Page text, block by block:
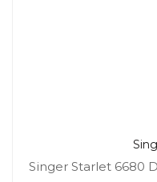
Singer Starlet 6680